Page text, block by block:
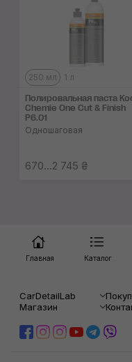
250 мл 1 л
Полировальная паста
Chemie One Cut & Finish
P6.01
Одношаговая
670...2 745 ₴
Главная Каталог
CarDetailLab
Магазин